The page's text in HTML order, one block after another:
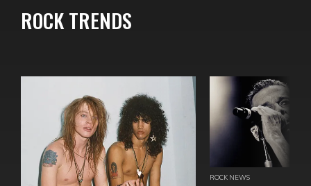
ROCK TRENDS
ROCK NEWS